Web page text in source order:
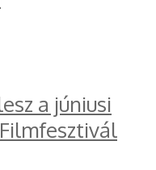
a júniusi